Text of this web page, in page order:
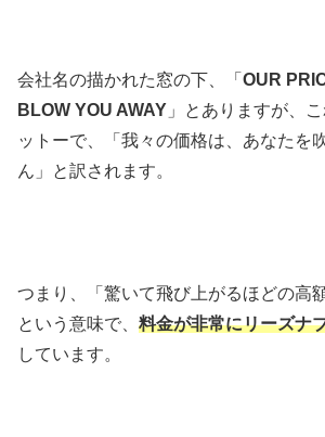
会社名の描かれた窓の下、「 OUR
BLOW YOU AWAY 」とありますが、
ットーで、「我々の価格は、あなたを
ん」と訳されます。
つまり、「驚いて飛び上がるほどの高
という意味で、 料金が非常にリーズナ
しています。